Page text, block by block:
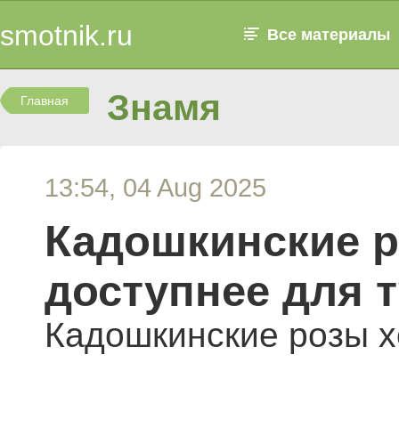
smotnik.ru Все материалы
Главная Знамя
13:54, 04 Aug 2025
Кадошкинские
доступнее для
Кадошкинские розы